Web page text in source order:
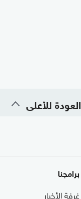
العودة للأعلى
برامجنا
غرفة الأخبار